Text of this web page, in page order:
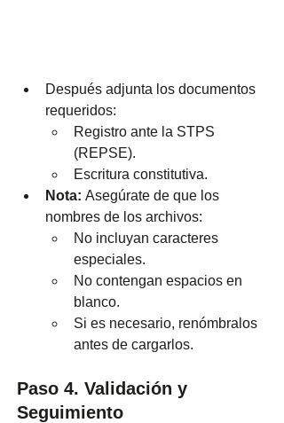
Después adjunta los documentos
requeridos:
Registro ante la STPS
(REPSE).
Escritura constitutiva.
Nota: Asegúrate de que los
nombres de los archivos:
No incluyan caracteres
especiales.
No contengan espacios en
blanco.
Si es necesario, renómbralos
antes de cargarlos.
Paso 4. Validación y
Seguimiento